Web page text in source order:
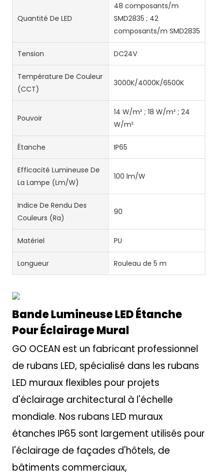
Quantité De LED
48 composants/m
SMD2835 ; 42
composants/m SMD2835
Tension DC24V
Température De Couleur
(CCT)
3000K/4000K/6500K
Pouvoir
14 W/m² ; 18 W/m² ; 24
W/m²
Étanche IP65
Efficacité Lumineuse De
La Lampe (lm/W)
100 lm/W
Indice De Rendu Des
Couleurs (Ra)
90
Matériel PU
Longueur Rouleau de 5 m
Bande Lumineuse LED Étanche
Pour Éclairage Mural
GO OCEAN est un fabricant professionnel
de rubans LED, spécialisé dans les rubans
LED muraux flexibles pour projets
d'éclairage architectural à l'échelle
mondiale. Nos rubans LED muraux
étanches IP65 sont largement utilisés pour
l'éclairage de façades d'hôtels, de
bâtiments commerciaux,